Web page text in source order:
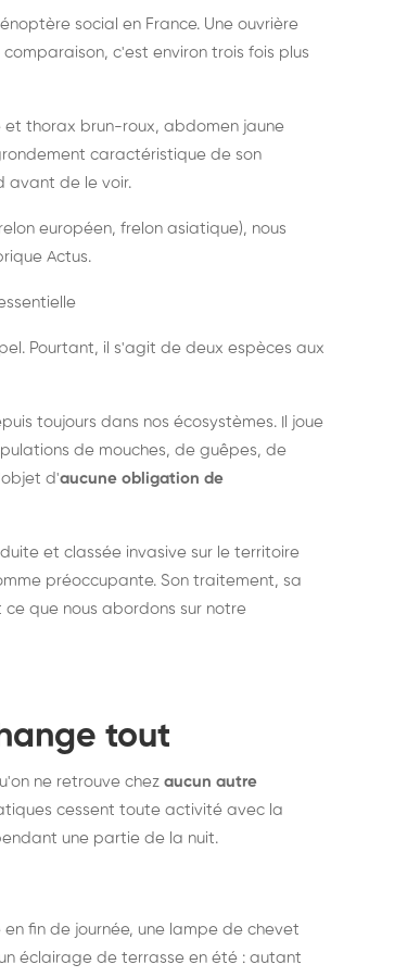
social en France. Une ouvrière
c'est environ trois fois plus
thorax brun-roux, abdomen jaune
caractéristique de son
avant de le voir.
européen, frelon asiatique), nous
Actus.
Pourtant, il s'agit de deux espèces aux
toujours dans nos écosystèmes. Il joue
de mouches, de guêpes, de
d'aucune obligation de
et classée invasive sur le territoire
préoccupante. Son traitement, sa
que nous abordons sur notre
tout
ne retrouve chez aucun autre
cessent toute activité avec la
une partie de la nuit.
fin de journée, une lampe de chevet
éclairage de terrasse en été : autant